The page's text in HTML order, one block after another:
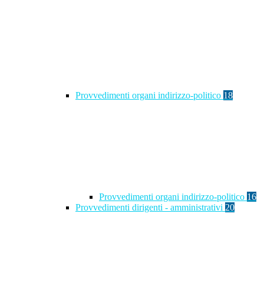
Provvedimenti organi indirizzo-politico 18
Provvedimenti organi indirizzo-politico 16
Provvedimenti dirigenti - amministrativi 20